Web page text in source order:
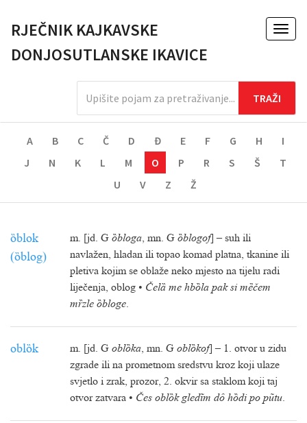
RJEČNIK KAJKAVSKE
DONJOSUTLANSKE IKAVICE
A B C Č D Đ E F G H
I
J
N K L M O P R S Š
T
U
V Z Ž
ȍblok
(ȍblog)
m. [jd. G ȍbloga, mn. G ȍblogof] – suh ili
navlažen, hladan ili topao komad platna, tkanine ili
pletiva kojim se oblaže neko mjesto na tijelu radi
liječenja, oblog • Čelȁ me hbȍla pak si mȅčem
mȑzle ȍbloge.
oblȍk m. [jd. G oblȍka, mn. G oblȍkof] – 1. otvor u zidu
zgrade ili na prometnom sredstvu kroz koji ulaze
svjetlo i zrak, prozor, 2. okvir sa staklom koji taj
otvor zatvara • Čes oblȍk gledĩm dȏ hȍdi po pũtu.